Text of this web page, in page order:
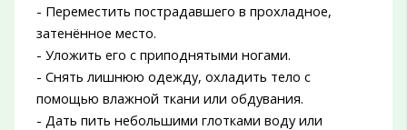
- Переместить пострадавшего в прохладное,
затенённое место.
- Уложить его с приподнятыми ногами.
- Снять лишнюю одежду, охладить тело с
помощью влажной ткани или обдувания.
- Дать пить небольшими глотками воду или